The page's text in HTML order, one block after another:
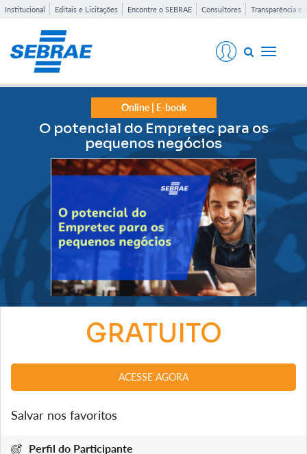
Institucional Editais e Licitações Encontre o SEBRAE Consultores Transparência e
Toggle
Online | E-book
O potencial do Empretec para os
pequenos negócios
GRATUITO
ACESSE AGORA
Salvar nos favoritos
Perfil do Participante